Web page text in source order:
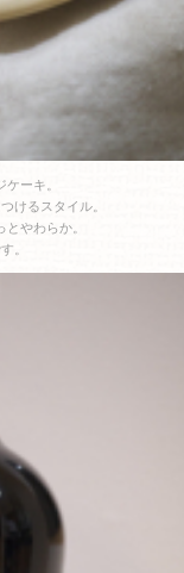
ーキ。
けるスタイル。
やわらか。
。